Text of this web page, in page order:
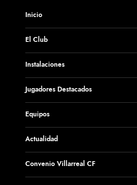
Inicio
El Club
Instalaciones
Jugadores Destacados
Equipos
Actualidad
Convenio Villarreal CF